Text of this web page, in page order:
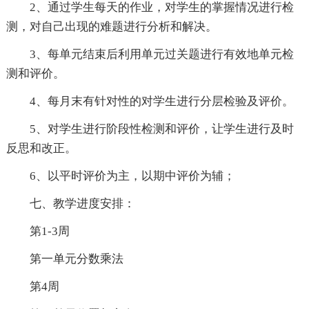
2、通过学生每天的作业，对学生的掌握情况进行检
测，对自己出现的难题进行分析和解决。
3、每单元结束后利用单元过关题进行有效地单元检
测和评价。
4、每月末有针对性的对学生进行分层检验及评价。
5、对学生进行阶段性检测和评价，让学生进行及时
反思和改正。
6、以平时评价为主，以期中评价为辅；
七、教学进度安排：
第1-3周
第一单元分数乘法
第4周